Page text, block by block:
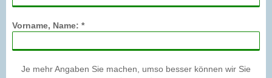
Vorname, Name: *
Je mehr Angaben Sie machen, umso besser können wir Sie